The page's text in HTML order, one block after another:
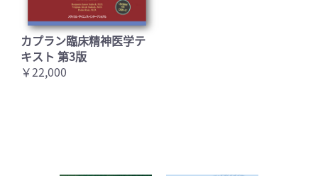
カプラン臨床精神医学テ
キスト 第3版
￥22,000